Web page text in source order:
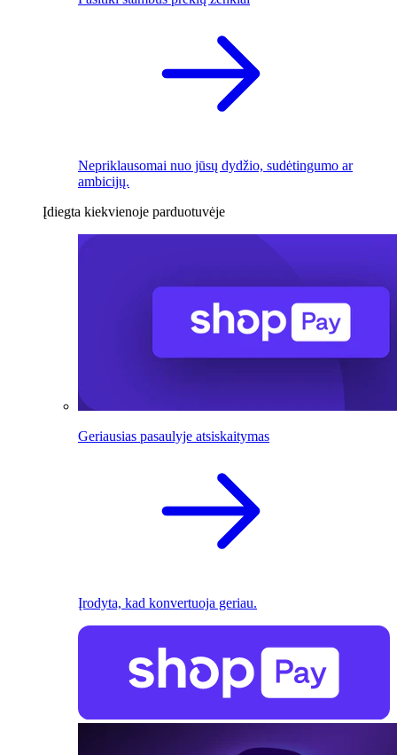
Nepriklausomai nuo jūsų dydžio, sudėtingumo ar
ambicijų.
Įdiegta kiekvienoje parduotuvėje
Geriausias pasaulyje atsiskaitymas
Įrodyta, kad konvertuoja geriau.